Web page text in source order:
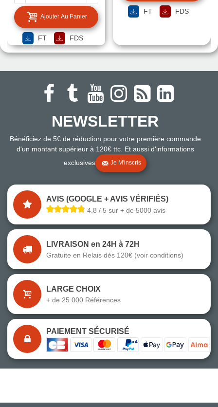
Ajouter Au Panier
FT FDS
FT FDS
NEWSLETTER
Bénéficiez de 5€ de réduction pour votre première commande
d'un montant supérieur à 120€ ttc. Et aussi d'informations
exclusives
Je M'inscris
AVIS (GOOGLE + AVIS VÉRIFIÉS)
4.8 / 5 sur + de 5000 avis
LIVRAISON en 24H à 72H
Gratuite en Relais dès 120€ (voir conditions)
LARGE CHOIX
+ de 25 000 Références
PAIEMENT SÉCURISÉ